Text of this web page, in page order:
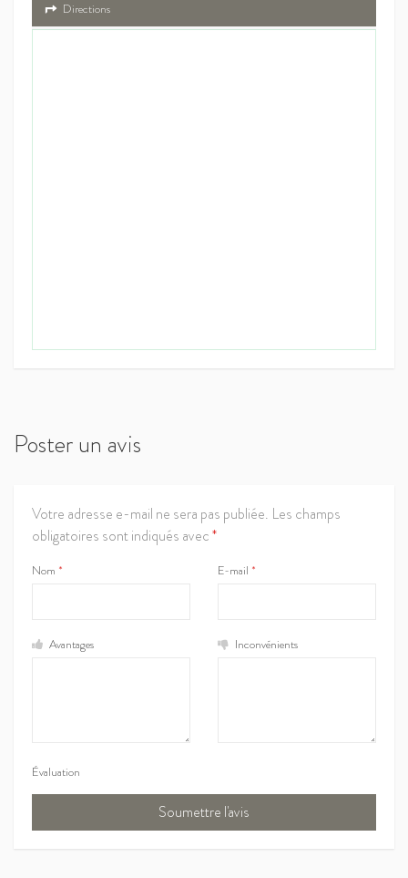
Directions
Poster un avis
Votre adresse e-mail ne sera pas publiée. Les champs
obligatoires sont indiqués avec*
Nom * E-mail *
Avantages Inconvénients
Évaluation